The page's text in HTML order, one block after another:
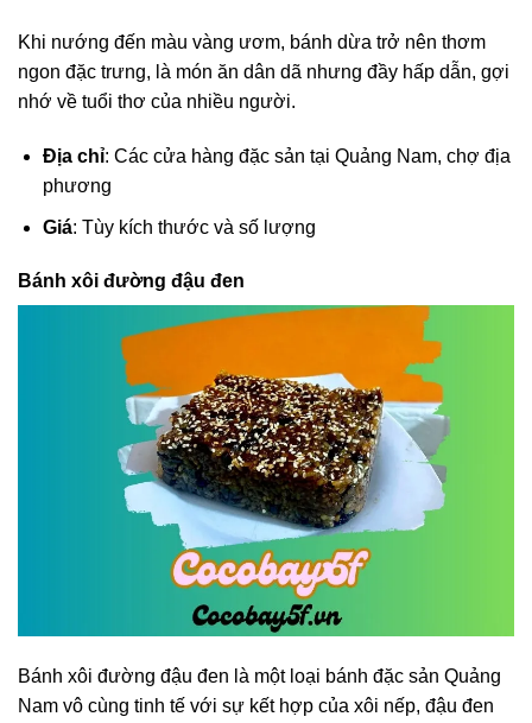
Khi nướng đến màu vàng ươm, bánh dừa trở nên thơm
ngon đặc trưng, là món ăn dân dã nhưng đầy hấp dẫn, gợi
nhớ về tuổi thơ của nhiều người.
Địa chỉ: Các cửa hàng đặc sản tại Quảng Nam, chợ địa
phương
Giá: Tùy kích thước và số lượng
Bánh xôi đường đậu đen
Bánh xôi đường đậu đen là một loại bánh đặc sản Quảng
Nam vô cùng tinh tế với sự kết hợp của xôi nếp, đậu đen